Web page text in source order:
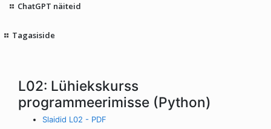
ChatGPT näiteid
Tagasiside
L02: Lühiekskurss
programmeerimisse (Python)
Slaidid L02 - PDF